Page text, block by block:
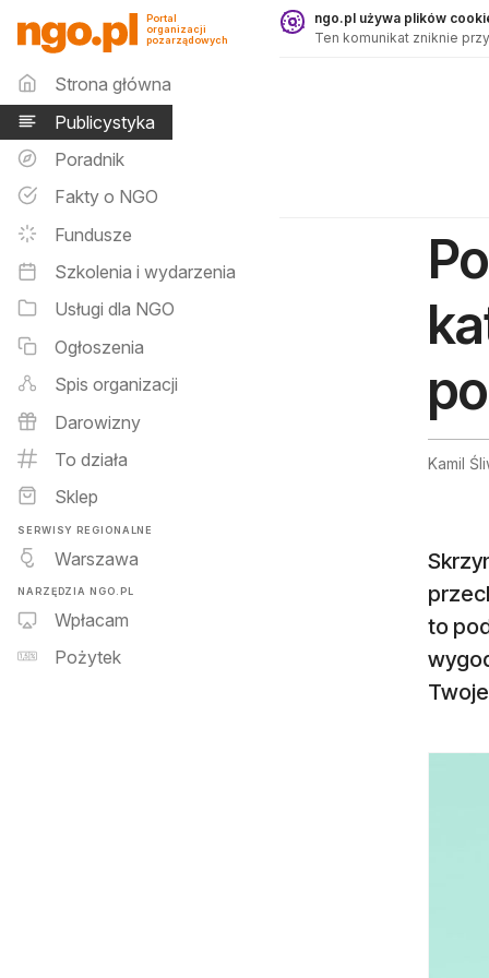
Publicystyka - ngo.pl
Portal
organizacji
pozarządowych
Menu główne
Strona główna
Publicystyka
Poradnik
Fakty o NGO
Fundusze
Szkolenia i wydarzenia
Usługi dla NGO
Ogłoszenia
Spis organizacji
Darowizny
To działa
Sklep
SERWISY REGIONALNE
Warszawa
NARZĘDZIA NGO.PL
Wpłacam
Pożytek
ngo.pl używa plików
Ten komunikat zniknie
Kamil
to